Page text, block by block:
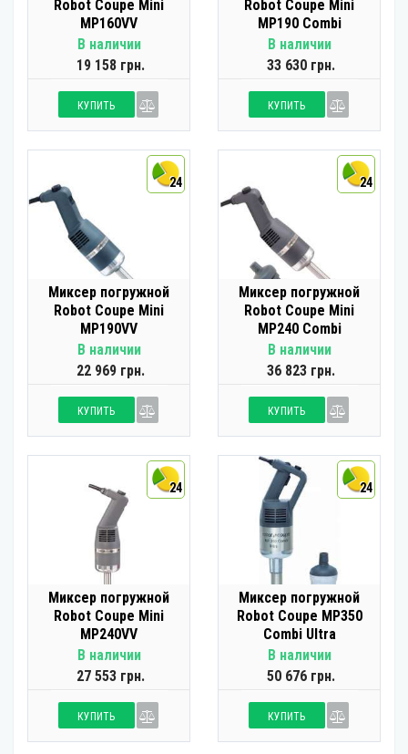
Robot Coupe Mini
MP160VV
В наличии
19 158 грн.
КУПИТЬ
Robot Coupe Mini
MP190 Combi
В наличии
33 630 грн.
КУПИТЬ
24
Миксер погружной
Robot Coupe Mini
MP190VV
В наличии
22 969 грн.
КУПИТЬ
24
Миксер погружной
Robot Coupe Mini
MP240 Combi
В наличии
36 823 грн.
КУПИТЬ
24
Миксер погружной
Robot Coupe Mini
MP240VV
В наличии
27 553 грн.
КУПИТЬ
24
Миксер погружной
Robot Coupe MP350
Combi Ultra
В наличии
50 676 грн.
КУПИТЬ